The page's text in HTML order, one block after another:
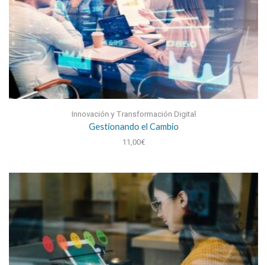
Innovación y Transformación Digital
Gestionando el Cambio
11,00€